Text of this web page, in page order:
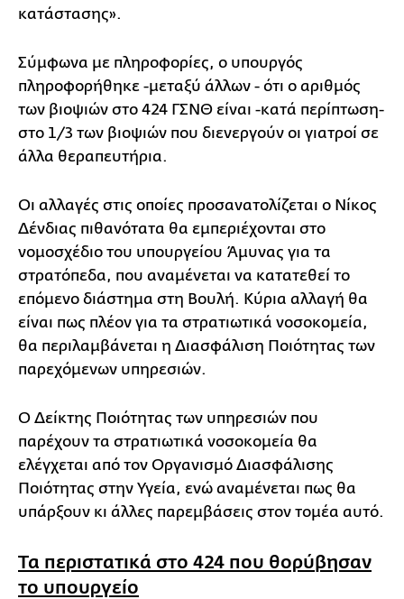
κατάστασης».
Σύμφωνα με πληροφορίες, ο υπουργός
πληροφορήθηκε -μεταξύ άλλων - ότι ο αριθμός
των βιοψιών στο 424 ΓΣΝΘ είναι -κατά περίπτωση-
στο 1/3 των βιοψιών που διενεργούν οι γιατροί σε
άλλα θεραπευτήρια.
Οι αλλαγές στις οποίες προσανατολίζεται ο Νίκος
Δένδιας πιθανότατα θα εμπεριέχονται στο
νομοσχέδιο του υπουργείου Άμυνας για τα
στρατόπεδα, που αναμένεται να κατατεθεί το
επόμενο διάστημα στη Βουλή. Κύρια αλλαγή θα
είναι πως πλέον για τα στρατιωτικά νοσοκομεία,
θα περιλαμβάνεται η Διασφάλιση Ποιότητας των
παρεχόμενων υπηρεσιών.
Ο Δείκτης Ποιότητας των υπηρεσιών που
παρέχουν τα στρατιωτικά νοσοκομεία θα
ελέγχεται από τον Οργανισμό Διασφάλισης
Ποιότητας στην Υγεία, ενώ αναμένεται πως θα
υπάρξουν κι άλλες παρεμβάσεις στον τομέα αυτό.
Τα περιστατικά στο 424 που θορύβησαν
το υπουργείο